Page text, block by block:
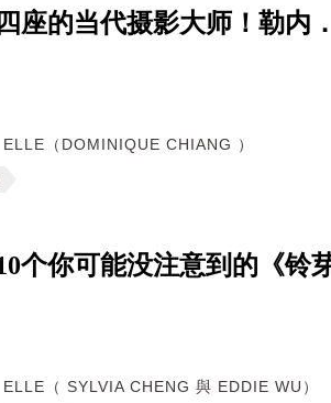
座的当代摄影大师！勒内
ELLE（DOMINIQUE CHIANG ）
个你可能没注意到的《铃
ELLE（ SYLVIA CHENG 與 EDDIE WU）